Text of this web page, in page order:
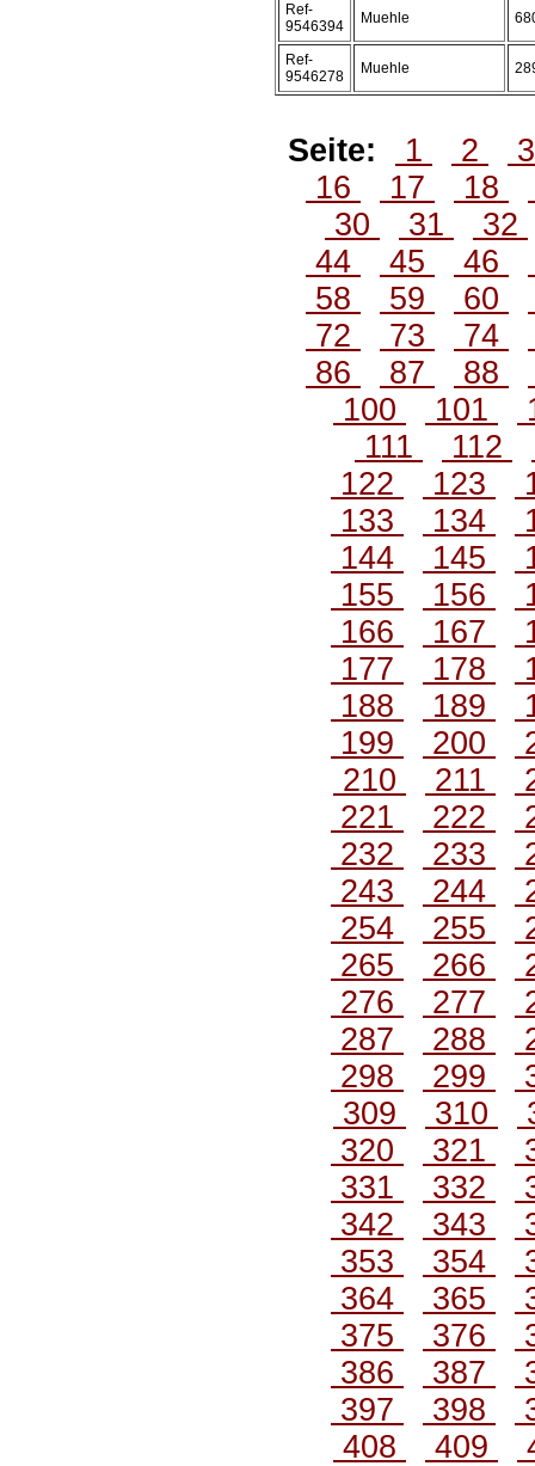
Ref-
9546394
Muehle
Ref-
9546278
Muehle
Seite: 1 2
16
17 18
30
31
32
44
45 46
58
59 60
72
73 74
86
87 88
100
101
111
112
122
123
133
134
144
145
155
156
166
167
177
178
188
189
199
200
210
211
221
222
232
233
243
244
254
255
265
266
276
277
287
288
298
299
309
310
320
321
331
332
342
343
353
354
364
365
375
376
386
387
397
398
408
409